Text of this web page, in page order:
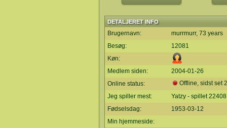
DETALJERET INFO
Brugernavn:
murrmurr, 73 years
Besøg:
12081
Køn:
Medlem siden:
2004-01-26
Online status:
Offline, sidst set
Jeg spiller mest:
Yatzy - spillet
Fødselsdag:
1953-03-12
Min hjemmeside: